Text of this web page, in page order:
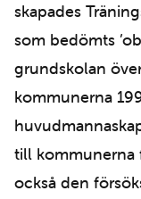
skapades
som bedömts
grundskolan
kommunerna
till kommunerna
också den